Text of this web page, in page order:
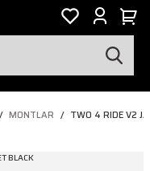
MONTLAR TWO 4 RIDE V2